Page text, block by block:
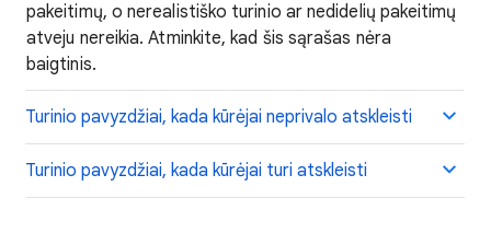
pakeitimų, o nerealistiško turinio ar nedidelių pakeitimų
atveju nereikia. Atminkite, kad šis sąrašas nėra
baigtinis.
Turinio pavyzdžiai, kada kūrėjai neprivalo atskleisti
Turinio pavyzdžiai, kada kūrėjai turi atskleisti